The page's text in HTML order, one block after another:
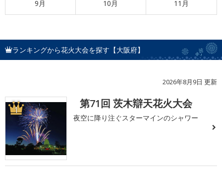
9月 10月 11月
ランキングから花火大会を探す【大阪府】
2026年8月9日 更新
1 第71回 茨木辯天花火大会
夜空に降り注ぐスターマインのシャワー